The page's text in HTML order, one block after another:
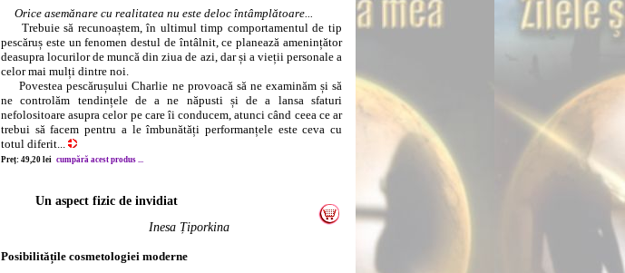
Orice asemănare cu realitatea nu este deloc întâmplătoare...
Trebuie să recunoaștem, în ultimul timp comportamentul de tip
pescăruș este un fenomen destul de întâlnit, ce planează amenințător
deasupra locurilor de muncă din ziua de azi, dar și a vieții personale a
celor mai mulți dintre noi.
Povestea pescărușului Charlie ne provoacă să ne examinăm și să
ne controlăm tendințele de a ne năpusti și de a lansa sfaturi
nefolositoare asupra celor pe care îi conducem, atunci când ceea ce ar
trebui să facem pentru a le îmbunătăți performanțele este ceva cu
totul diferit...
Preț: 49,20 lei cumpără acest produs ...
Un aspect fizic de invidiat
Inesa Țiporkina
Posibilitățile cosmetologiei moderne